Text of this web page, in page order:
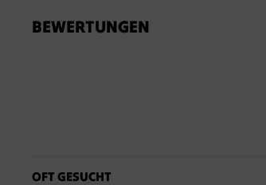
BEWERTUNGEN
OFT GESUCHT